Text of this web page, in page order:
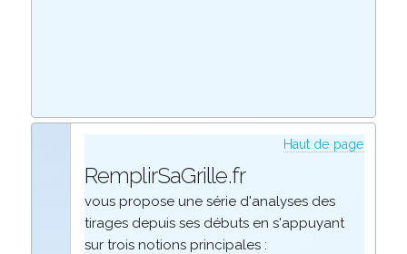
Haut de page
RemplirSaGrille.fr
vous propose une série d'analyses des
tirages depuis ses débuts en s'appuyant
sur trois notions principales :